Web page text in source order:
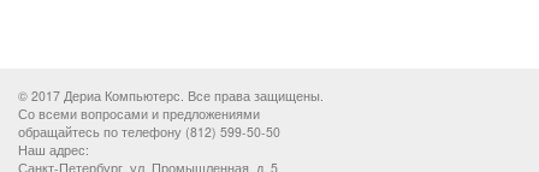
© 2017 Дериа Компьютерс. Все права защищены.
Со всеми вопросами и предложениями
обращайтесь по телефону (812) 599-50-50
Наш адрес:
Санкт-Петербург, ул. Промышленная, д. 5